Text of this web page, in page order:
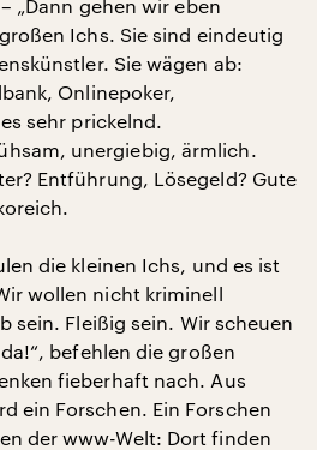
„Dann gehen wir eben
Ichs. Sie sind eindeutig
Sie wägen ab:
Onlinepoker,
sehr prickelnd.
unergiebig, ärmlich.
Entführung, Lösegeld? Gute
die kleinen Ichs, und es ist
wollen nicht kriminell
sein. Fleißig sein. Wir scheuen
befehlen die großen
fieberhaft nach. Aus
ein Forschen. Ein Forschen
der www-Welt: Dort finden